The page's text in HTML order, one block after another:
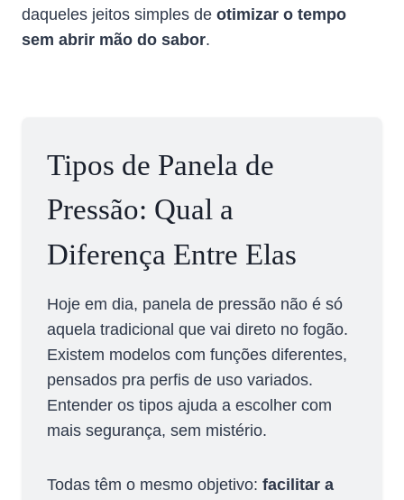
daqueles jeitos simples de otimizar o tempo
sem abrir mão do sabor.
Tipos de Panela de
Pressão: Qual a
Diferença Entre Elas
Hoje em dia, panela de pressão não é só
aquela tradicional que vai direto no fogão.
Existem modelos com funções diferentes,
pensados pra perfis de uso variados.
Entender os tipos ajuda a escolher com
mais segurança, sem mistério.
Todas têm o mesmo objetivo: facilitar a